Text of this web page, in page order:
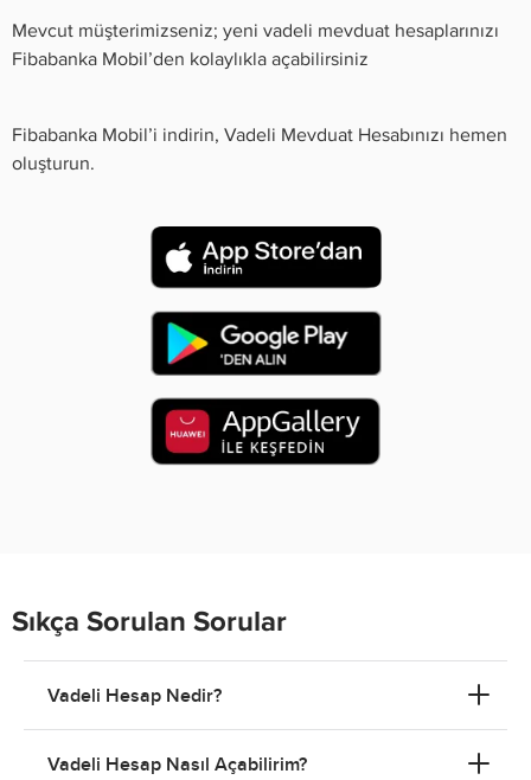
Mevcut müşterimizseniz; yeni vadeli mevduat hesaplarınızı
Fibabanka Mobil’den kolaylıkla açabilirsiniz
Fibabanka Mobil’i indirin, Vadeli Mevduat Hesabınızı hemen
oluşturun.
Sıkça Sorulan Sorular
Vadeli Hesap Nedir?
Vadeli Hesap Nasıl Açabilirim?